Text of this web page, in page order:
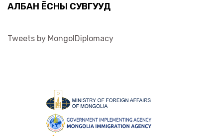
АЛБАН ЁСНЫ СУВГУУД
Tweets by MongolDiplomacy